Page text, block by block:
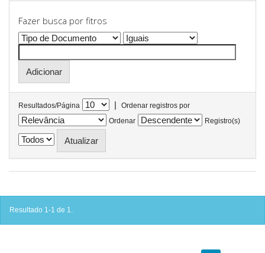
Fazer busca por fitros
Resultados/Página |
Ordenar registros por
Ordenar
Registro(s)
Resultado 1-1 de 1.